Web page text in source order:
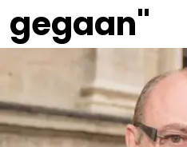
gegaan"